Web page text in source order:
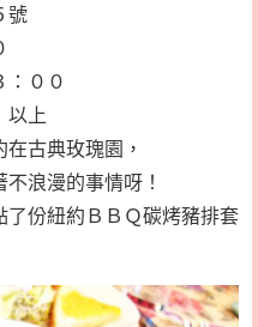
號
００
上
古典玫瑰園，
浪漫的事情呀！
份紐約ＢＢＱ碳烤豬排套